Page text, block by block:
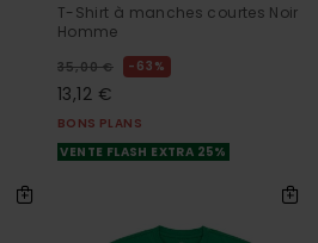
T-Shirt à manches courtes Noir
Homme
35,00 € 63%
13,12 €
BONS PLANS
VENTE FLASH EXTRA 25%